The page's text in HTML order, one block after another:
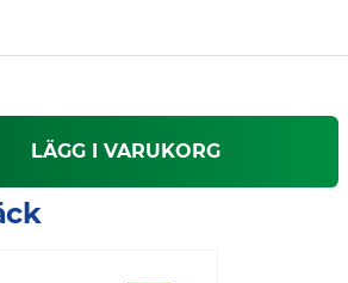
LÄGG I VARUKORG